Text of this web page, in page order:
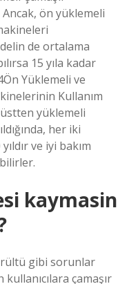
ön yüklemeli
de ortalama
15 yıla kadar
Yüklemeli ve
Kullanım
yüklemeli
her iki
ve iyi bakım
kaymasin
gibi sorunlar
çamaşır